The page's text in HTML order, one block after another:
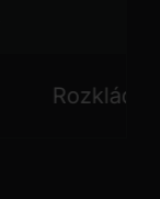
Rozkládací